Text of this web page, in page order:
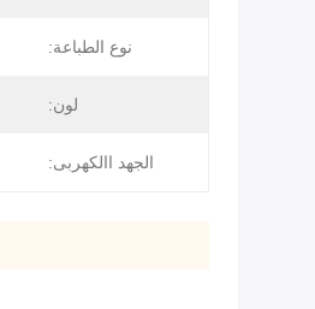
نوع الطباعة:
لون:
الجهد االكهربى: